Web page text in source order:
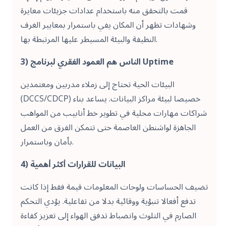
قمت بالتحقق منه باستخدام عدادات جزيئات معايرة
وشهادات تظهر أن المكان يفي باستمرار بمعايير الغرف
النظيفة والبيئة المسيطر عليها المرتبطة بها.
3) الناس هم العمود الفقري لبرنامج Uptime
البيئات الحية تحتاج إلى زملاء مدربين ومعتمدين
(DCCS/CDCP) خصيصا لبيئة مراكز البيانات. يساعد بناء
شراكات مهارات محلية في تطوير خط أنابيب من المواهب
الجاهزة لواشنطن العاصمة حتى تتمكن الفرق من العمل
بأمان وباستمرار.
4) البيانات للقرارات أكثر أهمية
تضيف الحساسات ولوحات المعلومات قيمة فقط إذا كانت
تدفع أفعالا تنبؤية ووقائية بدلا من تفاعلية. يؤدي التحكم
الصارم في التلوث وانضباط تدفق الهواء إلى تعزيز كفاءة